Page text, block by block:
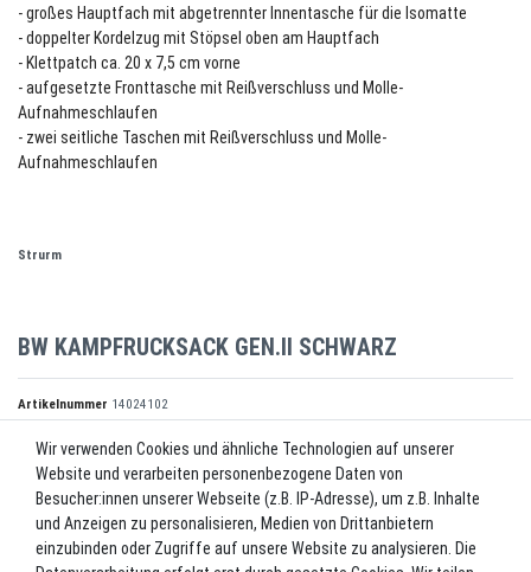
- großes Hauptfach mit abgetrennter Innentasche für die Isomatte
- doppelter Kordelzug mit Stöpsel oben am Hauptfach
- Klettpatch ca. 20 x 7,5 cm vorne
- aufgesetzte Fronttasche mit Reißverschluss und Molle-
Aufnahmeschlaufen
- zwei seitliche Taschen mit Reißverschluss und Molle-
Aufnahmeschlaufen
Strurm
BW KAMPFRUCKSACK GEN.II SCHWARZ
Artikelnummer 14024102
56,00 EUR*
Wir verwenden Cookies und ähnliche Technologien auf unserer
Website und verarbeiten personenbezogene Daten von
Besucher:innen unserer Webseite (z.B. IP-Adresse), um z.B. Inhalte
und Anzeigen zu personalisieren, Medien von Drittanbietern
einzubinden oder Zugriffe auf unsere Website zu analysieren. Die